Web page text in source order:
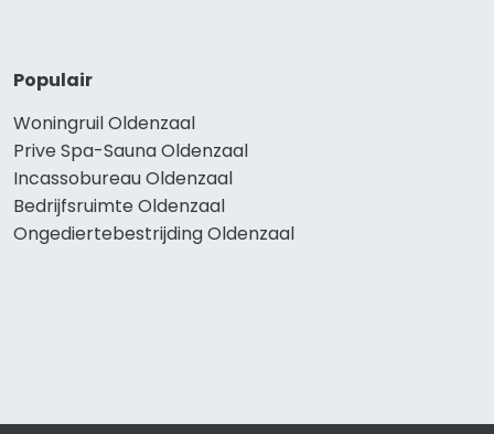
Populair
Woningruil Oldenzaal
Prive Spa-Sauna Oldenzaal
Incassobureau Oldenzaal
Bedrijfsruimte Oldenzaal
Ongediertebestrijding Oldenzaal